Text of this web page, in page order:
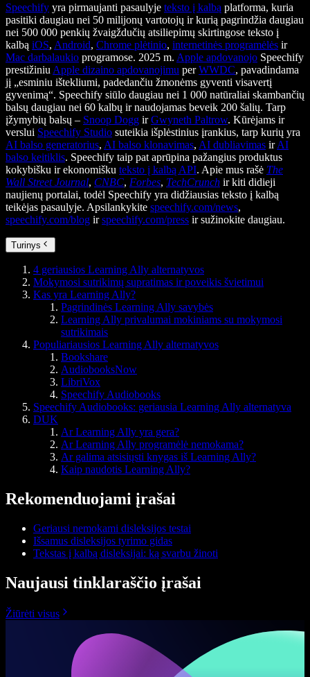
Speechify yra pirmaujanti pasaulyje teksto į kalbą platforma, kuria
pasitiki daugiau nei 50 milijonų vartotojų ir kurią pagrindžia daugiau
nei 500 000 penkių žvaigždučių atsiliepimų skirtingose teksto į
kalbą iOS, Android, Chrome plėtinio, internetinės programėlės ir
Mac darbalaukio programose. 2025 m. Apple apdovanojo Speechify
prestižiniu Apple dizaino apdovanojimu perWWDC, pavadindama
jį „esminiu ištekliumi, padedančiu žmonėms gyventi visavertį
gyvenimą“. Speechify siūlo daugiau nei 1 000 natūraliai skambančių
balsų daugiau nei 60 kalbų ir naudojamas beveik 200 šalių. Tarp
įžymybių balsų – Snoop Dogg irGwyneth Paltrow. Kūrėjams ir
verslui Speechify Studio suteikia išplėstinius įrankius, tarp kurių yra
AI balso generatorius, AI balso klonavimas, AI dubliavimas irAI
balso keitiklis. Speechify taip pat aprūpina pažangius produktus
kokybišku ir ekonomišku teksto į kalbą API. Apie mus rašė The
Wall Street Journal, CNBC, Forbes, TechCrunch ir kiti didieji
naujienų portalai, todėl Speechify yra didžiausias teksto į kalbą
teikėjas pasaulyje. Apsilankykite speechify.com/news,
speechify.com/blog irspeechify.com/press ir sužinokite daugiau.
Turinys
4 geriausios Learning Ally alternatyvos
Mokymosi sutrikimų supratimas ir poveikis švietimui
Kas yra Learning Ally?
Pagrindinės Learning Ally savybės
Learning Ally privalumai mokiniams su mokymosi
sutrikimais
Populiariausios Learning Ally alternatyvos
Bookshare
AudiobooksNow
LibriVox
Speechify Audiobooks
Speechify Audiobooks: geriausia Learning Ally alternatyva
DUK
Ar Learning Ally yra gera?
Ar Learning Ally programėlė nemokama?
Ar galima atsisiųsti knygas iš Learning Ally?
Kaip naudotis Learning Ally?
Rekomenduojami įrašai
Geriausi nemokami disleksijos testai
Išsamus disleksijos tyrimo gidas
Tekstas į kalbą disleksijai: ką svarbu žinoti
Naujausi tinklaraščio įrašai
Žiūrėti visus